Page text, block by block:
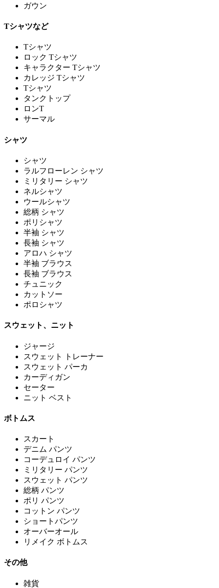
ガウン
Tシャツなど
Tシャツ
ロック Tシャツ
キャラクター Tシャツ
カレッジ Tシャツ
Tシャツ
タンクトップ
ロンT
サーマル
シャツ
シャツ
ラルフローレン シャツ
ミリタリー シャツ
ネルシャツ
ウールシャツ
総柄 シャツ
ポリシャツ
半袖 シャツ
長袖 シャツ
アロハ シャツ
半袖 ブラウス
長袖 ブラウス
チュニック
カットソー
ポロシャツ
スウェット、ニット
ジャージ
スウェット トレーナー
スウェット パーカ
カーディガン
セーター
ニット ベスト
ボトムス
スカート
デニム パンツ
コーデュロイ パンツ
ミリタリー パンツ
スウェット パンツ
総柄 パンツ
ポリ パンツ
コットン パンツ
ショートパンツ
オーバーオール
リメイク ボトムス
その他
雑貨